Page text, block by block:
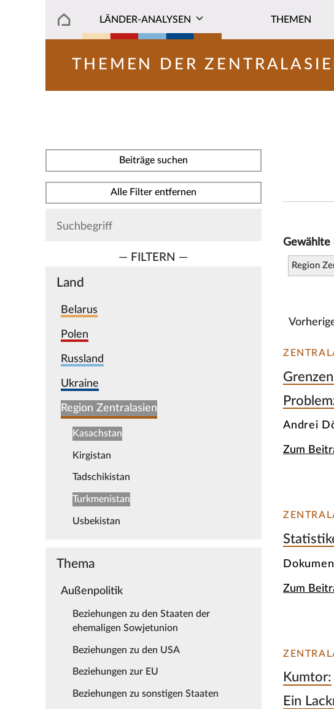
LÄNDER-ANALYSEN THEMEN
THEMEN DER
Beiträge suchen
Alle Filter entfernen
— FILTERN —
Land
Belarus
Polen
Russland
Ukraine
Region Zentralasien
Kasachstan
Kirgistan
Tadschikistan
Turkmenistan
Usbekistan
Thema
Außenpolitik
Beziehungen zu den Staaten der
ehemaligen Sowjetunion
Beziehungen zu den USA
Beziehungen zur EU
Beziehungen zu sonstigen Staaten
Gewählte
Region
Andrei
Zum
Zum
Kumtor:
Ein